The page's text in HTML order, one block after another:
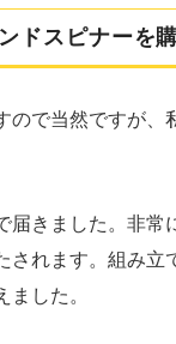
ドスピナーを
ので当然ですが、
届きました。非常
されます。組み立
ました。